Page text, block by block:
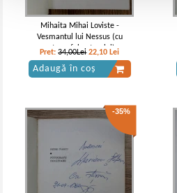
Mihaita Mihai Loviste -
Vesmantul lui Nessus (cu
autograful autorului)
Pret:34,00Lei 22,10 Lei
Adaugă în coș
-35%